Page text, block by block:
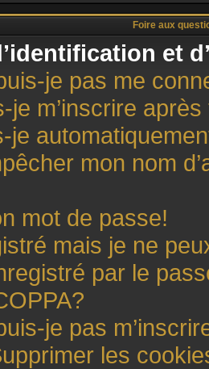
Foire aux
et
je pas me
je m’inscrire après
je
mon nom
mot de passe!
mais je ne
par le
je pas
les